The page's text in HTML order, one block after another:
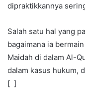
dipraktikkannya
Salah satu hal yang
bagaimana ia
Maidah di dalam Al-
dalam kasus hukum,
[ ]